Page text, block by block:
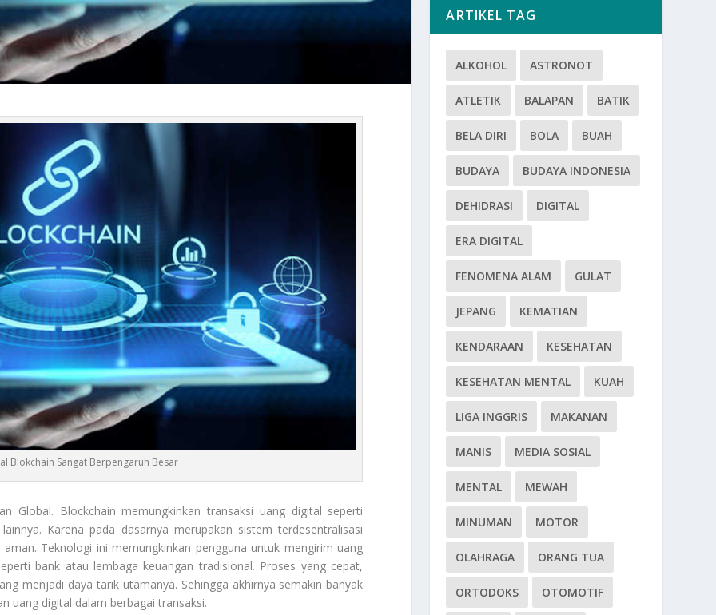
Blokchain Sangat Berpengaruh Besar
Global. Blockchain memungkinkan transaksi uang digital seperti
Karena pada dasarnya merupakan sistem terdesentralisasi
Teknologi ini memungkinkan pengguna untuk mengirim uang
bank atau lembaga keuangan tradisional. Proses yang cepat,
menjadi daya tarik utamanya. Sehingga akhirnya semakin banyak
uang digital dalam berbagai transaksi.
ARTIKEL TAG
ALKOHOL ASTRONOT
ATLETIK BALAPAN BATIK
BELA DIRI BOLA BUAH
BUDAYA BUDAYA INDONESIA
DEHIDRASI DIGITAL
ERA DIGITAL
FENOMENA ALAM GULAT
JEPANG KEMATIAN
KENDARAAN KESEHATAN
KESEHATAN MENTAL KUAH
LIGA INGGRIS MAKANAN
MANIS MEDIA SOSIAL
MENTAL MEWAH
MINUMAN MOTOR
OLAHRAGA ORANG TUA
ORTODOKS OTOMOTIF